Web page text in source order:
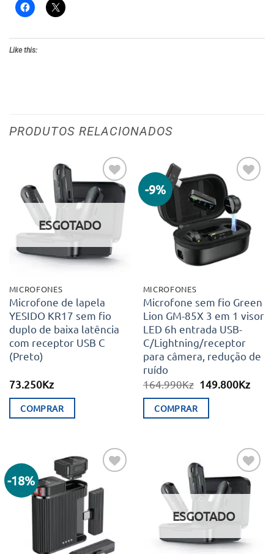
Like this:
PRODUTOS RELACIONADOS
Adicionar
aos meus
ESGOTADO
MICROFONES
Microfone de lapela
YESIDO KR17 sem fio
duplo de baixa latência
com receptor USB C
(Preto)
73.250Kz
COMPRAR
-9%
Adicionar
aos meus
desejos
MICROFONES
Microfone sem fio Green
Lion GM-85X 3 em 1 visor
LED 6h entrada USB-
C/Lightning/receptor
para câmera, redução de
ruído
164.990Kz O
era:
149.800KzO
COMPRAR
-18%
Adicionar
aos meus
desejos
Adicionar
aos meus
ESGOTADO